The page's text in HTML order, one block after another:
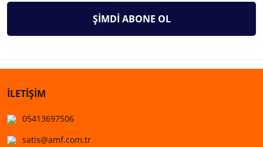
ŞİMDİ ABONE OL
İLETİŞİM
05413697506
satis@amf.com.tr